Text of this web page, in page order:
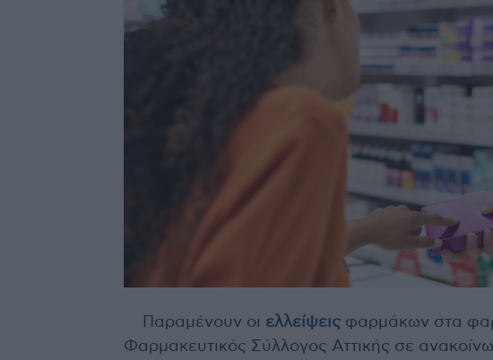
Παραμένουν οι ελλείψεις φαρμάκων στα
Φαρμακευτικός Σύλλογος Αττικής σε